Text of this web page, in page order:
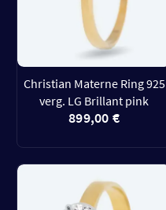
Christian Materne Ring 925
verg. LG Brillant pink
899,00 €